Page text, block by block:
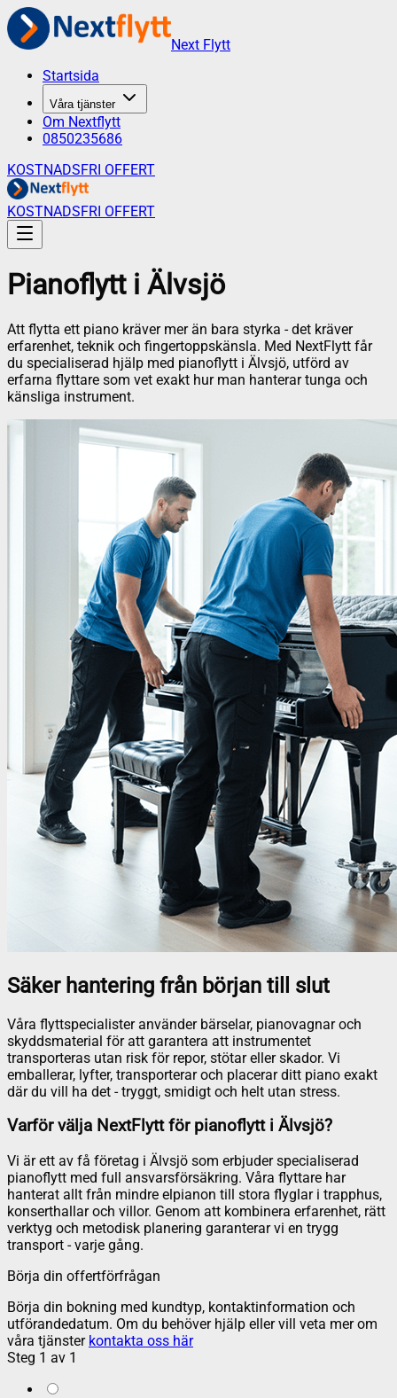
Next Flytt
Startsida
Våra tjänster
Om Nextflytt
0850235686
KOSTNADSFRI OFFERT
KOSTNADSFRI OFFERT
Pianoflytt i Älvsjö
Att flytta ett piano kräver mer än bara styrka - det kräver
erfarenhet, teknik och fingertoppskänsla. Med NextFlytt får
du specialiserad hjälp med pianoflytt i Älvsjö, utförd av
erfarna flyttare som vet exakt hur man hanterar tunga och
känsliga instrument.
Säker hantering från början till slut
Våra flyttspecialister använder bärselar, pianovagnar och
skyddsmaterial för att garantera att instrumentet
transporteras utan risk för repor, stötar eller skador. Vi
emballerar, lyfter, transporterar och placerar ditt piano exakt
där du vill ha det - tryggt, smidigt och helt utan stress.
Varför välja NextFlytt för pianoflytt i Älvsjö?
Vi är ett av få företag i Älvsjö som erbjuder specialiserad
pianoflytt med full ansvarsförsäkring. Våra flyttare har
hanterat allt från mindre elpianon till stora flyglar i trapphus,
konserthallar och villor. Genom att kombinera erfarenhet, rätt
verktyg och metodisk planering garanterar vi en trygg
transport - varje gång.
Börja din offertförfrågan
Börja din bokning med kundtyp, kontaktinformation och
utförandedatum. Om du behöver hjälp eller vill veta mer om
våra tjänster kontakta oss här
Steg 1 av 1